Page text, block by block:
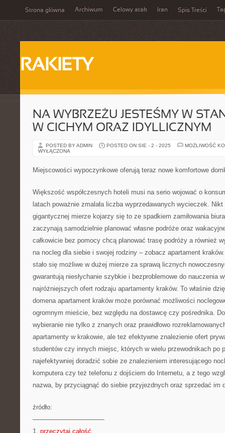
Strona główna Archiwum Celowy atak Iran Spis Treści
RAKIETY
NA WYBRZEŻU JESTEŚMY W
W CICHYM ORAZ IDYLLICZNYM
POSTED BY ADMIN POSTED ON SIE - 2 - 2025
MOŻLIWOŚĆ
WYŁĄCZONA
Miejscowości wypoczynkowe oferują teraz nowe komfortowe
Większość współczesnych hoteli musi na serio wojować o
latach poważnie zmalała liczba wyprzedawanych wycieczek.
gigantycznej mierze kojarzy się to ze spadkiem zamiłowania
zaczynają samodzielnie planować własne podróże oraz
całkowicie bez pomocy chcą planować trasę podróży a również
na nocleg dla siebie i swojej rodziny – zobacz apartament
stało się możliwe w dużej mierze za sprawą licznych
gwarantują niesłychanie szybkie i bezproblemowe do nauczenia
najróżniejszych ofert rodzaju apartamenty kraków. To właśnie
domena apartament kraków może porównać możliwości
ogromnym mieście, bez względu na dostawcę czy pośrednika.
wybieranie nie tylko z znanych oraz prawidłowo
apartamenty w krakowie, ale też efektywne znalezienie ofert
studentów czy innych miejsc, których w wielu przewodnikach po
najefektywniej doradzić sobie ze znalezieniem interesującego
komputera czy też telefonu z dojściem do Internetu, a z tego
nazwa, by przyciągnąć do siebie przyjezdnych oraz sprzedać im
źródło:
———————————
1. przeczytaj całość